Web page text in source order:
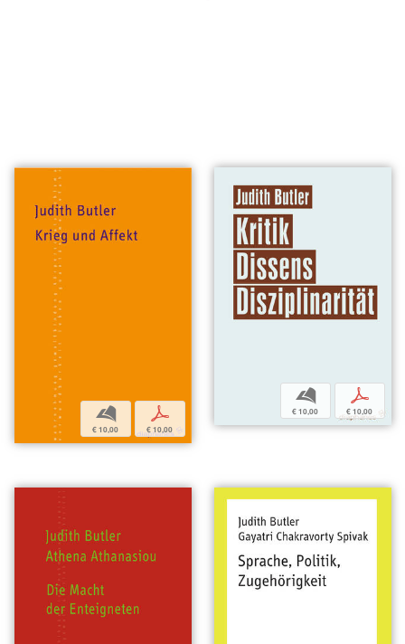
b
€ 10,00
p
€ 10,00
b
€ 10,00
p
€ 10,00